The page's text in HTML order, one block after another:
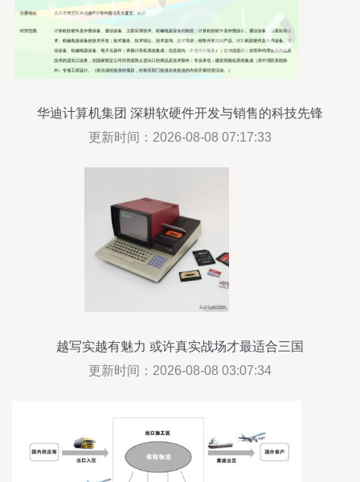
华迪计算机集团 深耕软硬件开发与销售的科技先锋
更新时间：2026-08-08 07:17:33
越写实越有魅力 或许真实战场才最适合三国
更新时间：2026-08-08 03:07:34